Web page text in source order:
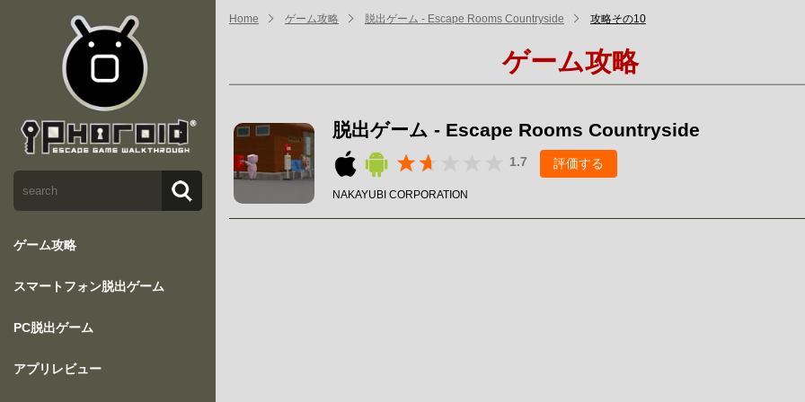
ゲーム攻略
スマートフォン脱出ゲーム
PC脱出ゲーム
アプリレビュー
Home ゲーム攻略 脱出ゲーム - Escape Rooms Countryside 攻略その10
ゲーム攻略
脱出ゲーム - Escape Rooms Countryside
1.7 評価する
NAKAYUBI CORPORATION